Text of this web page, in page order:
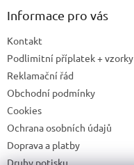
Informace pro vás
Kontakt
Podlimitní příplatek + vzorky
Reklamační řád
Obchodní podmínky
Cookies
Ochrana osobních údajů
Doprava a platby
Druhy potisku